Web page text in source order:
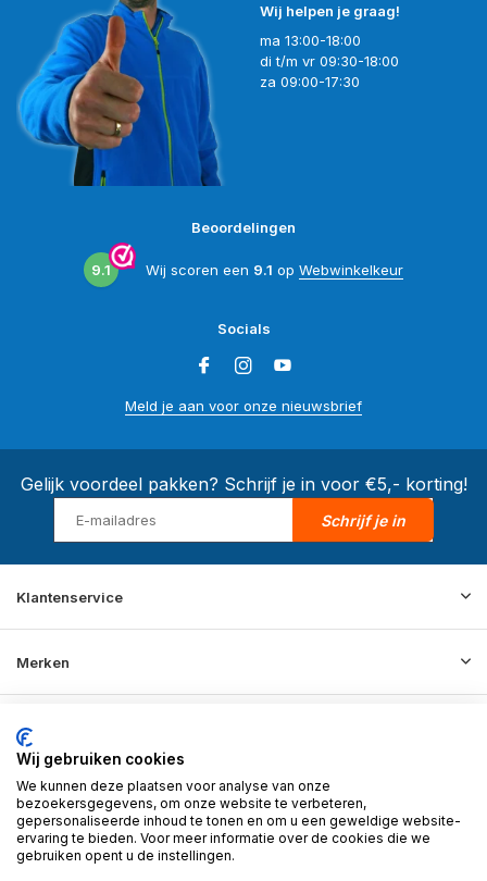
Wij helpen je graag!
ma 13:00-18:00
di t/m vr 09:30-18:00
za 09:00-17:30
Beoordelingen
9.1 Wij scoren een 9.1 op Webwinkelkeur
Socials
Meld je aan voor onze nieuwsbrief
Gelijk voordeel pakken? Schrijf je in voor €5,- korting!
Schrijf je in
Klantenservice
Merken
Informatie
Contact
© 2026 BD Store - Theme By
Wij gebruiken cookies
We kunnen deze plaatsen voor analyse van onze
bezoekersgegevens, om onze website te verbeteren,
gepersonaliseerde inhoud te tonen en om u een geweldige website-
ervaring te bieden. Voor meer informatie over de cookies die we
gebruiken opent u de instellingen.